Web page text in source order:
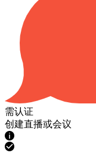
需认证
创建直播或会议